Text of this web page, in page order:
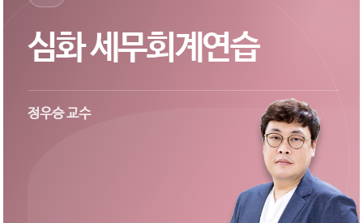
심화 세무회계연습
정우승 교수